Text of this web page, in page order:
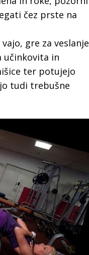
čez prste na
gre za veslanje
učinkovita in
ter potujejo
tudi trebušne